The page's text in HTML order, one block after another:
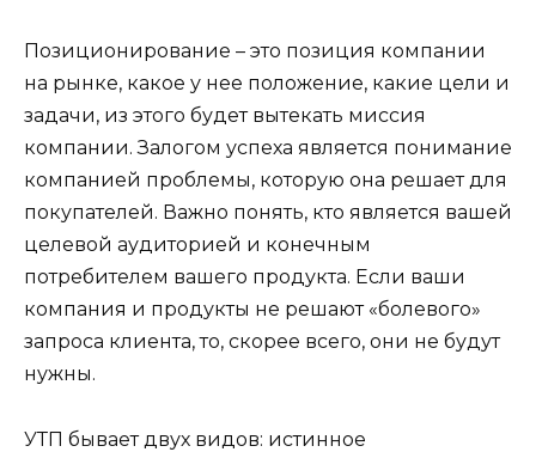
Позиционирование – это позиция компании
на рынке, какое у нее положение, какие цели и
задачи, из этого будет вытекать миссия
компании. Залогом успеха является понимание
компанией проблемы, которую она решает для
покупателей. Важно понять, кто является вашей
целевой аудиторией и конечным
потребителем вашего продукта. Если ваши
компания и продукты не решают «болевого»
запроса клиента, то, скорее всего, они не будут
нужны.
УТП бывает двух видов: истинное